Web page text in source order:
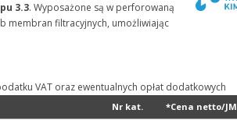
3.3. Wyposażone są w perforowaną
membran filtracyjnych, umożliwiając
VAT oraz ewentualnych opłat dodatkowych
Nr kat. *Cena netto/JM